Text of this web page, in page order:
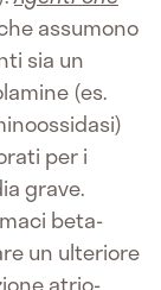
assumono
sia un
(es.
per i
grave.
beta-
un ulteriore